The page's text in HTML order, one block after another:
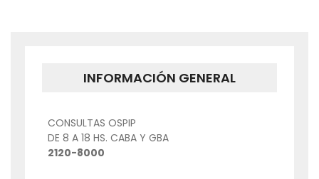
INFORMACIÓN GENERAL
CONSULTAS OSPIP
DE 8 A 18 HS. CABA Y GBA
2120-8000